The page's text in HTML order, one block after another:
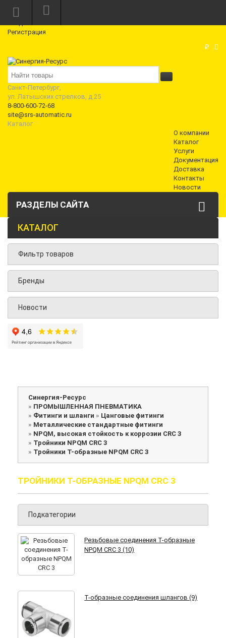
Режим работы: Пн—Пт: 10:00—18:00
Регистрация
₽
Санкт-Петербург,
ул. Латышских стрелков, д 25
8-800-600-72-68
site@srs-automatic.ru
Каталог
О компании
Каталог
Услуги
Документация
Доставка
Контакты
Новости
РАЗДЕЛЫ САЙТА
КАТАЛОГ
Фильтр товаров
Бренды
Новости
Синергия-Ресурс
» ПРОМЫШЛЕННАЯ ПНЕВМАТИКА
» Фитинги и шланги » Цанговые фитинги
» Металлические стандартные фитинги
» NPQM, высокая стойкость к коррозии CRC 3
» Тройники NPQM CRC 3
» Тройники Т-образные NPQM CRC 3
ТРОЙНИКИ Т-ОБРАЗНЫЕ NPQM CRC 3
Подкатегории
Резьбовые соединения Т-образные
NPQM CRC 3 (10)
Т-образные соединения шлангов (9)